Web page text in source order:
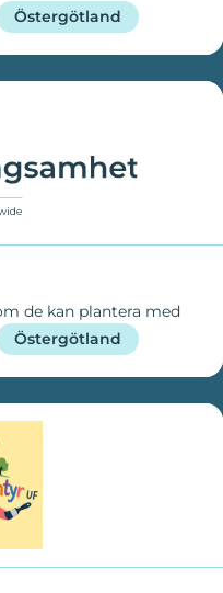
Östergötland
de kan plantera med
Östergötland